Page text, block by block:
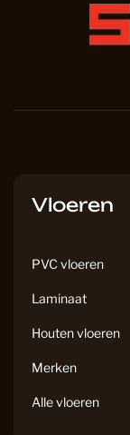
Vloeren
PVC vloeren
Laminaat
Houten vloeren
Merken
Alle vloeren